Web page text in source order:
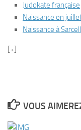
Judokate française
Naissance en
Naissance à
[+]
VOUS